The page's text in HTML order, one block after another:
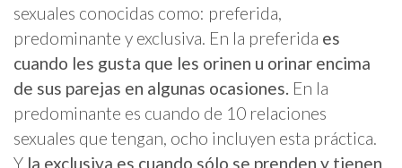
sexuales conocidas como: preferida,
predominante y exclusiva. En la preferida es
cuando les gusta que les orinen u orinar encima
de sus parejas en algunas ocasiones. En la
predominante es cuando de 10 relaciones
sexuales que tengan, ocho incluyen esta práctica.
Y la exclusiva es cuando sólo se prenden y tienen